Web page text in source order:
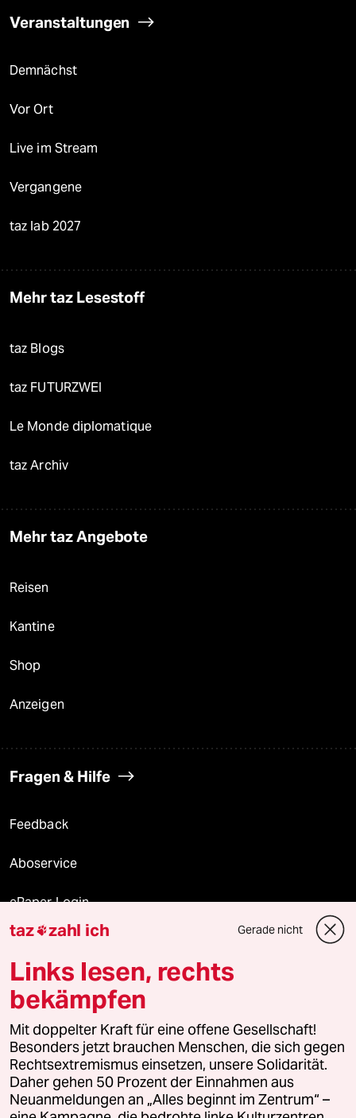
Veranstaltungen
Demnächst
Vor Ort
Live im Stream
Vergangene
taz lab 2027
Mehr taz Lesestoff
taz Blogs
taz FUTURZWEI
Le Monde diplomatique
taz Archiv
Mehr taz Angebote
Reisen
Kantine
Shop
Anzeigen
Fragen & Hilfe
Feedback
Aboservice
ePaper Login
Downloads für Abonnierende
© 2026 taz Verlags und Vertriebs GmbH
Alle Rechte vorbehalten. Bei rechtlichen Fragen oder für Genehmigungen
wenden Sie sich bitte an lizenzen@taz.de
Feedback Redaktionsstatut Kommune-Richtlinien
taz zahl ich Gerade nicht
Links lesen, rechts
bekämpfen
Mit doppelter Kraft für eine offene Gesellschaft!
Besonders jetzt brauchen Menschen, die sich gegen
Rechtsextremismus einsetzen, unsere Solidarität.
Daher gehen 50 Prozent der Einnahmen aus
Neuanmeldungen an „Alles beginnt im Zentrum“ –